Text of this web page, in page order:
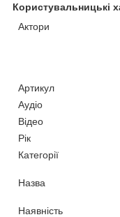
Користувальницькі
Актори
Артикул
Аудіо
Відео
Рік
Категорії
Назва
Наявність